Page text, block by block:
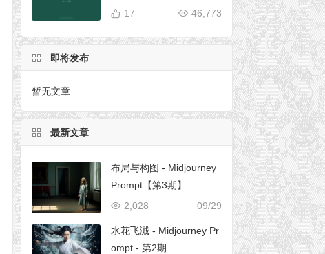
玉清境》
46,773
17
即将发布
暂无文章
最新文章
布局与构图 - Midjourney
Prompt【第3期】
09/29
2,028
水花飞溅 - Midjourney Pr
ompt - 第2期